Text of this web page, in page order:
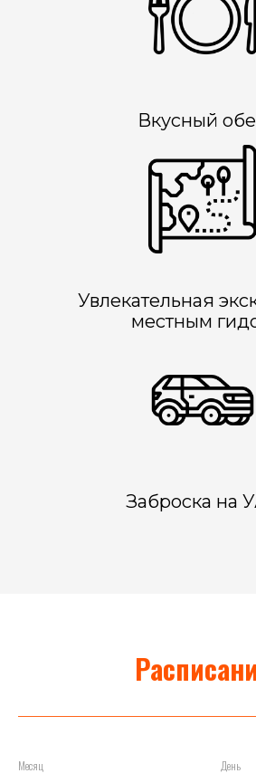
Вкусный
Увлекательная
местным
Заброска на
Месяц День